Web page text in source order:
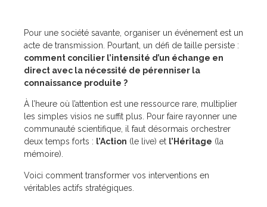
Pour une société savante, organiser un événement est un
acte de transmission. Pourtant, un défi de taille persiste :
comment concilier l’intensité d’un échange en
direct avec la nécessité de pérenniser la
connaissance produite ?
À l’heure où l’attention est une ressource rare, multiplier
les simples visios ne suffit plus. Pour faire rayonner une
communauté scientifique, il faut désormais orchestrer
deux temps forts : l’Action (le live) et l’Héritage (la
mémoire).
Voici comment transformer vos interventions en
véritables actifs stratégiques.